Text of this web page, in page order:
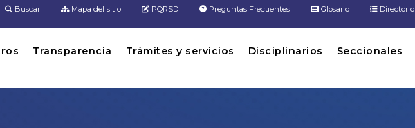
Buscar Mapa del sitio PQRSD Preguntas Frecuentes Glosario Directorio
Transparencia Trámites y servicios Disciplinarios Seccionales